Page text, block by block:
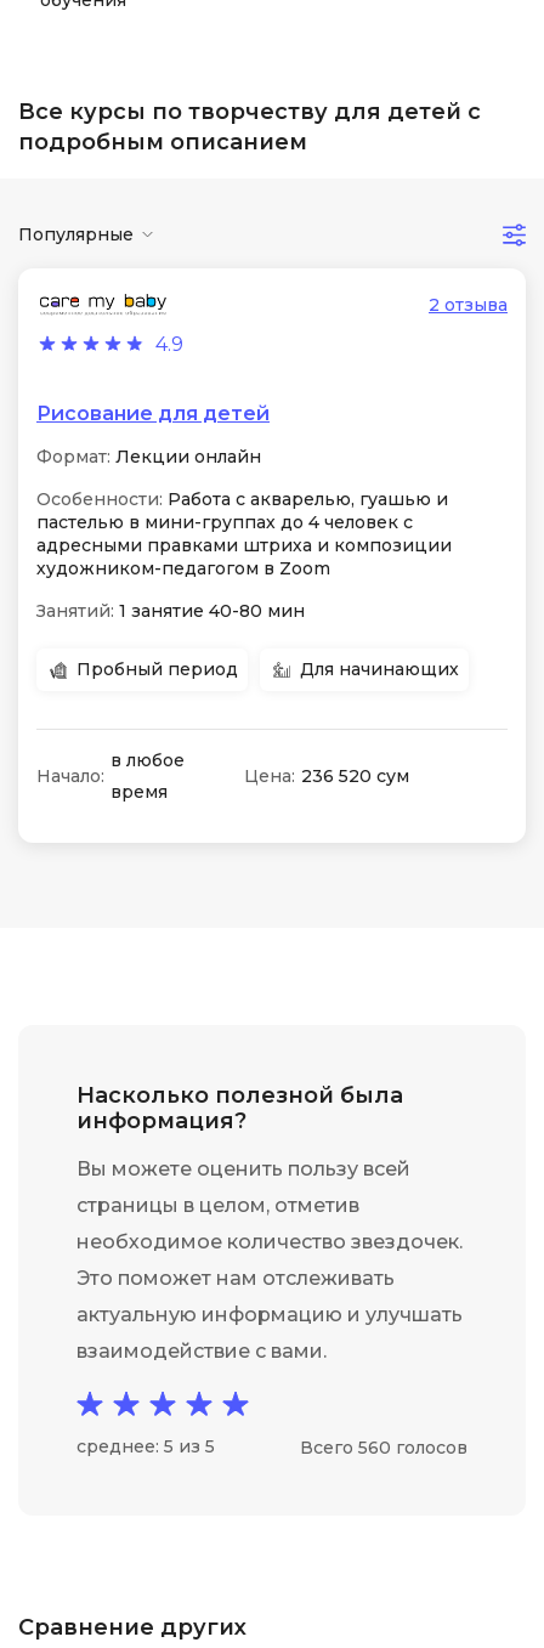
Все курсы по творчеству для детей с
подробным описанием
Популярные
4.9
2 отзыва
Рисование для детей
Формат: Лекции онлайн
Особенности: Работа с акварелью, гуашью и
пастелью в мини-группах до 4 человек с
адресными правками штриха и композиции
художником-педагогом в Zoom
Занятий: 1 занятие 40-80 мин
Пробный период Для начинающих
Начало:
в любое
время
Цена: 236 520 сум
Насколько полезной была
информация?
Вы можете оценить пользу всей
страницы в целом, отметив
необходимое количество звездочек.
Это поможет нам отслеживать
актуальную информацию и улучшать
взаимодействие с вами.
среднее: 5 из 5 Всего 560 голосов
Сравнение других